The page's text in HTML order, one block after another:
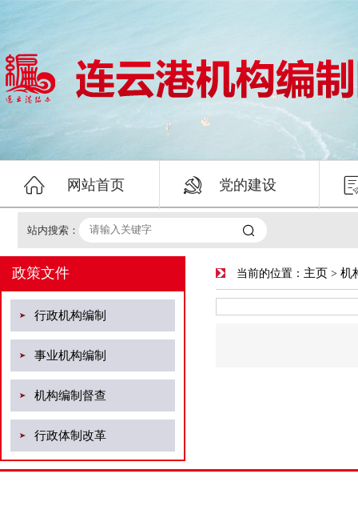
 网站首页  党的建设
站内搜索： 
政策文件
行政机构编制
事业机构编制
机构编制督查
行政体制改革
当前的位置： 主页 > 机